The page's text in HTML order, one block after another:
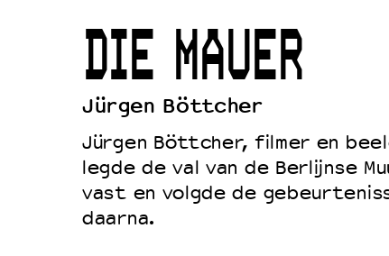
Openingstijden & contact
Bereikbaarheid
Kaartverkoop
EDUCATIE
Schoolvoorstellingen
DIE MAUER
Jürgen Böttcher
Jürgen Böttcher, filmer en
legde de val van de Berlijnse
vast en volgde de
daarna.